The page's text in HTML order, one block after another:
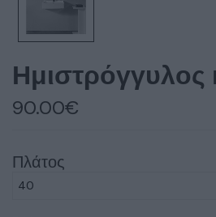
Ημιστρόγγυλος
90.00€
Πλάτος